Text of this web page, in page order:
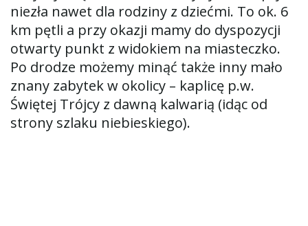
niezła nawet dla rodziny z dziećmi. To ok. 6
km pętli a przy okazji mamy do dyspozycji
otwarty punkt z widokiem na miasteczko.
Po drodze możemy minąć także inny mało
znany zabytek w okolicy – kaplicę p.w.
Świętej Trójcy z dawną kalwarią (idąc od
strony szlaku niebieskiego).